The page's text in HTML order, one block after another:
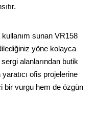
sunan VR158
yöne kolayca
alanlarından butik
ofis projelerine
bir vurgu hem de özgün